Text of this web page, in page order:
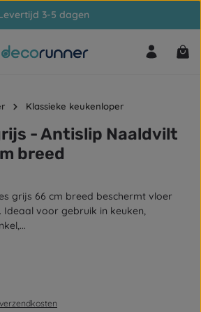
3-5 dagen
Klassieke keukenloper
- Antislip Naaldvilt
breed
grijs 66 cm breed beschermt vloer
Ideaal voor gebruik in keuken,